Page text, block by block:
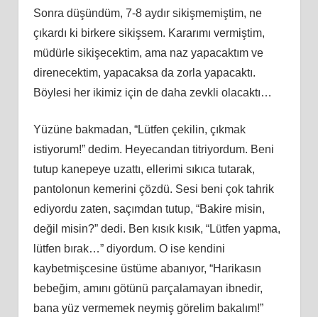
Sonra düşündüm, 7-8 aydır sikişmemiştim, ne
çıkardı ki birkere sikişsem. Kararımı vermiştim,
müdürle sikişecektim, ama naz yapacaktım ve
direnecektim, yapacaksa da zorla yapacaktı.
Böylesi her ikimiz için de daha zevkli olacaktı…
Yüzüne bakmadan, “Lütfen çekilin, çıkmak
istiyorum!” dedim. Heyecandan titriyordum. Beni
tutup kanepeye uzattı, ellerimi sıkıca tutarak,
pantolonun kemerini çözdü. Sesi beni çok tahrik
ediyordu zaten, saçımdan tutup, “Bakire misin,
değil misin?” dedi. Ben kısık kısık, “Lütfen yapma,
lütfen bırak…” diyordum. O ise kendini
kaybetmişcesine üstüme abanıyor, “Harikasın
bebeğim, amını götünü parçalamayan ibnedir,
bana yüz vermemek neymiş görelim bakalım!”